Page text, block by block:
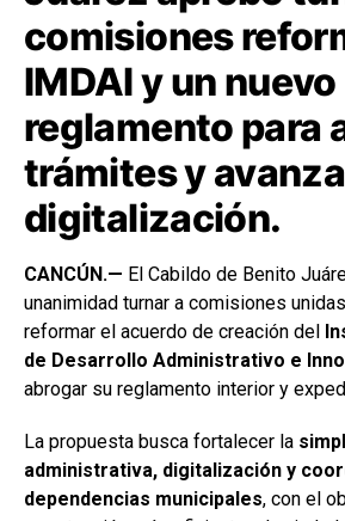
comisiones
IMDAI y un nuevo
reglamento para
trámites y
digitalización.
CANCÚN.— El Cabildo de Benito
unanimidad turnar a comisiones
reformar el acuerdo de creación del
de Desarrollo Administrativo e
abrogar su reglamento interior y
La propuesta busca fortalecer la
administrativa, digitalización y
dependencias municipales, con el